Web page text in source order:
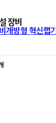
개방형 혁신랩